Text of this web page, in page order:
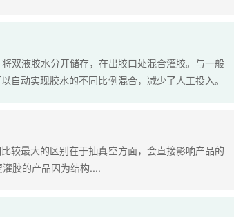
双液胶水分开储存，在出胶口处混合灌胶。与一般
动实现胶水的不同比例混合，减少了人工投入。
较最大的区别在于抽真空方面，会直接影响产品的
胶的产品因为结构....